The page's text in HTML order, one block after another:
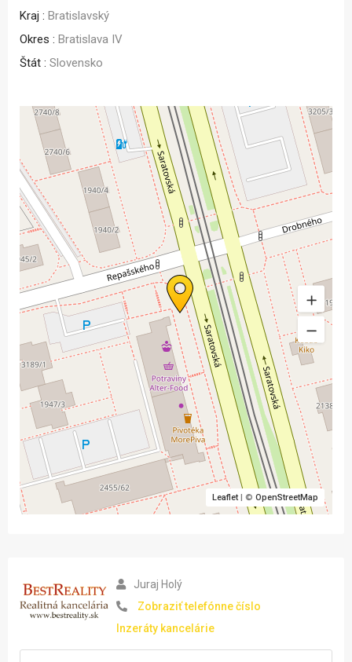
Kraj : Bratislavský
Okres : Bratislava IV
Štát : Slovensko
Leaflet| © OpenStreetMap
Juraj Holý
Zobraziť telefónne číslo
Inzeráty kancelárie